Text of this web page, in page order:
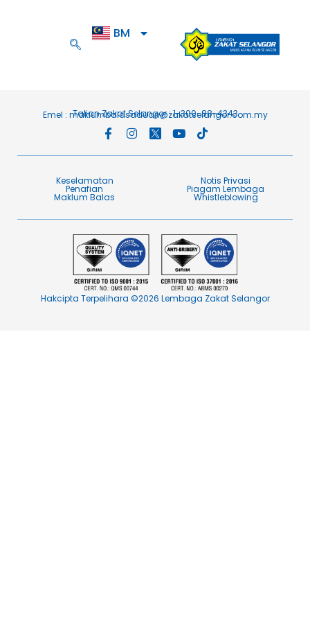
BM
EN
Talian Zakat Selangor : 1-300-88-4343
Emel : maklumbalasaduan@zakatselangor.com.my
Keselamatan Notis Privasi
Penafian​ Piagam Lembaga​
Maklum Balas​ Whistleblowing
Hakcipta Terpelihara ©2026 Lembaga Zakat Selangor